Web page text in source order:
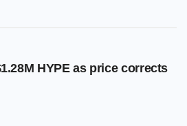
HYPE as price corrects